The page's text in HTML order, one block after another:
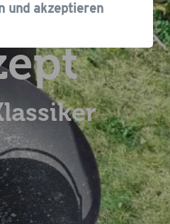
und akzeptieren